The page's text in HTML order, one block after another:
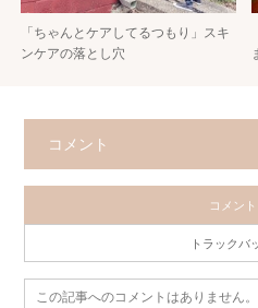
「ちゃんとケアしてるつもり」スキ
ンケアの落とし穴
コメント
コメン
トラックバ
この記事へのコメントはありません。